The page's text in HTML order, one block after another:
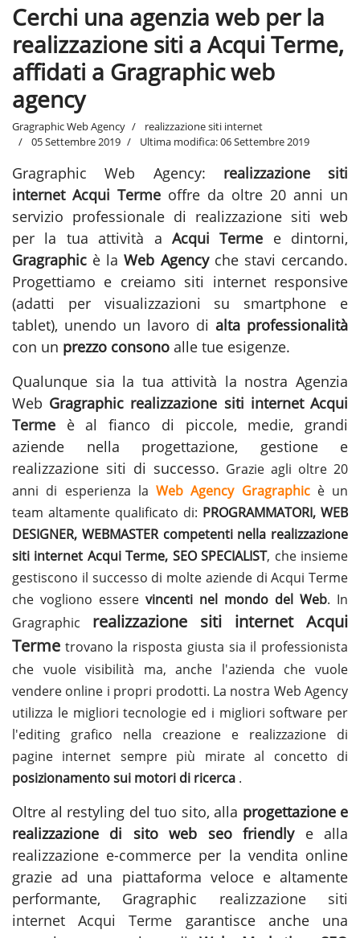
Cerchi una agenzia web per la
realizzazione siti a Acqui Terme,
affidati a Gragraphic web
agency
Gragraphic Web Agency
realizzazione siti internet
05 Settembre 2019
Ultima modifica: 06 Settembre 2019
Gragraphic Web Agency: realizzazione siti
internet Acqui Terme offre da oltre 20 anni un
servizio professionale di realizzazione siti web
per la tua attività a Acqui Terme e dintorni,
Gragraphic è laWeb Agencyche stavi cercando.
Progettiamo e creiamo siti internet responsive
(adatti per visualizzazioni su smartphone e
tablet), unendo un lavoro di alta professionalità
con un prezzo consono alle tue esigenze.
Qualunque sia la tua attività la nostra Agenzia
Web Gragraphic realizzazione siti internet Acqui
Terme è al fianco di piccole, medie, grandi
aziende nella progettazione, gestione e
realizzazione siti di successo. Grazie agli oltre 20
anni di esperienza la Web Agency Gragraphicè un
team altamente qualificato di: PROGRAMMATORI, WEB
DESIGNER, WEBMASTER competenti nella realizzazione
siti internet Acqui Terme, SEO SPECIALIST, che insieme
gestiscono il successo di molte aziende di Acqui Terme
che vogliono essere vincenti nel mondo del Web. In
Gragraphic realizzazione siti internet Acqui
Terme trovano la risposta giusta sia il professionista
che vuole visibilità ma, anche l'azienda che vuole
vendere online i propri prodotti. La nostra Web Agency
utilizza le migliori tecnologie ed i migliori software per
l'editing grafico nella creazione e realizzazione di
pagine internet sempre più mirate al concetto di
posizionamento sui motori di ricerca .
Oltre al restyling del tuo sito, alla progettazione e
realizzazione di sito web seo friendly e alla
realizzazione e-commerce per la vendita online
grazie ad una piattaforma veloce e altamente
performante, Gragraphic realizzazione siti
internet Acqui Terme garantisce anche una